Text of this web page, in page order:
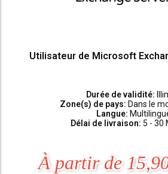
Utilisateur de Microsoft
Durée de validité:
Zone(s) de pays: Dans le
Langue:
Délai de livraison: 5 - 30
À partir de